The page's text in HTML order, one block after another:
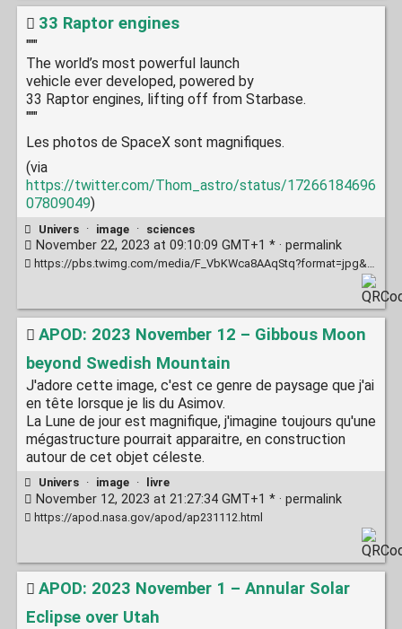
33 Raptor engines
"""
The world’s most powerful launch
vehicle ever developed, powered by
33 Raptor engines, lifting off from Starbase.
"""
Les photos de SpaceX sont magnifiques.
(via
https://twitter.com/Thom_astro/status/17266184696
07809049)
Univers · image · sciences
November 22, 2023 at 09:10:09 GMT+1 * · permalink
https://pbs.twimg.com/media/F_VbKWca8AAqStq?format=jpg&name=4096x4096
APOD: 2023 November 12 – Gibbous Moon
beyond Swedish Mountain
J'adore cette image, c'est ce genre de paysage que j'ai
en tête lorsque je lis du Asimov.
La Lune de jour est magnifique, j'imagine toujours qu'une
mégastructure pourrait apparaitre, en construction
autour de cet objet céleste.
Univers · image · livre
November 12, 2023 at 21:27:34 GMT+1 * · permalink
https://apod.nasa.gov/apod/ap231112.html
APOD: 2023 November 1 – Annular Solar
Eclipse over Utah